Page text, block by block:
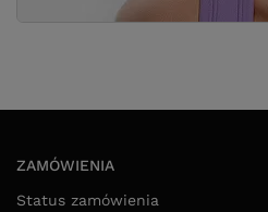
ZAMÓWIENIA
Status zamówienia